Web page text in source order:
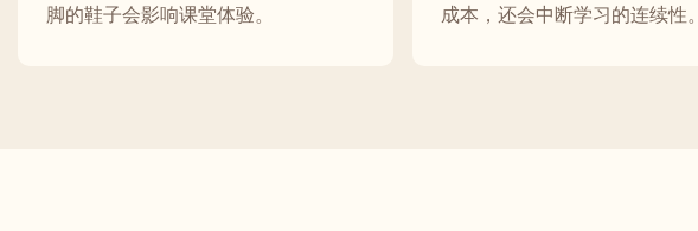
脚的鞋子会影响课堂体验。
成本，还会中断学习的连续性。